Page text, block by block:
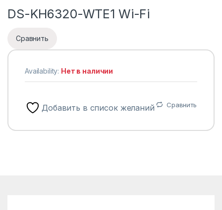
DS-KH6320-WTE1 Wi-Fi
Сравнить
Availability: Нет в наличии
Добавить в список желаний Сравнить